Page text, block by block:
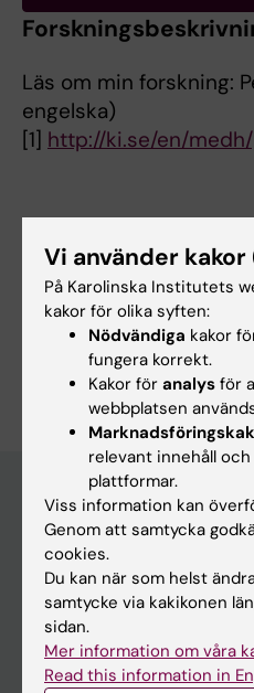
Läs om min forskning:
engelska)
[1] http://ki.se/en/
Forskningsområden:
Cancer och onkologi
Cell-
Hematologi
Är du Petter Woll?
Redigera din profil
Huvudmeny
Utbildning
Forskarutbildning
Forskning
Om KI
Vi använder
På Karolinska Institutets
kakor för olika syften:
Nödvändiga kakor
fungera korrekt.
Kakor för analys för
webbplatsen
relevant innehåll
plattformar.
Viss information kan
Genom att samtycka
cookies.
Du kan när som helst
samtycke via kakikonen
sidan.
Mer information om våra
Read this information in